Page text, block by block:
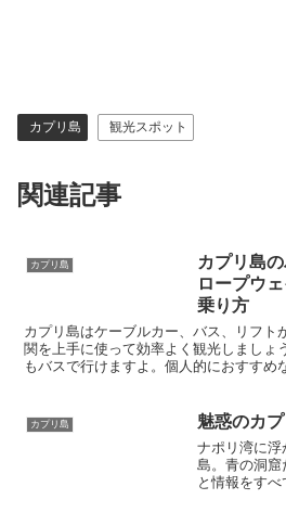
カプリ島 観光スポット
関連記事
カプリ島
カプリ島
ロープウ
乗り方
カプリ島はケーブルカー、バス、リフト
関を上手に使って効率よく観光しましょ
もバスで行けますよ。個人的におすすめ
カプリ島 魅惑のカ
ナポリ湾に浮
島。青の洞窟
と情報をす